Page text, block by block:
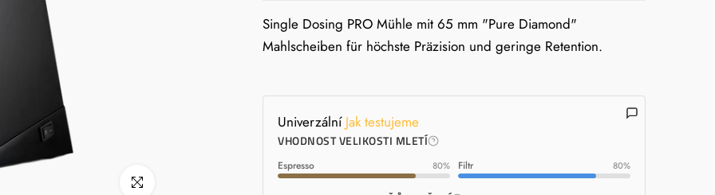
Klikni pro zvětšení
Single Dosing PRO Mühle mit 65 mm "Pure Diamond"
Mahlscheiben für höchste Präzision und geringe Retention.
Univerzální Jak testujeme
VHODNOST VELIKOSTI MLETÍ
Espresso 80% Filtr 80%